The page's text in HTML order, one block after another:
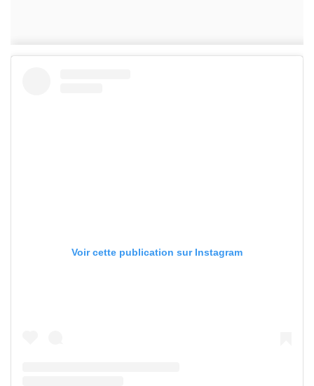
Voir cette publication sur Instagram